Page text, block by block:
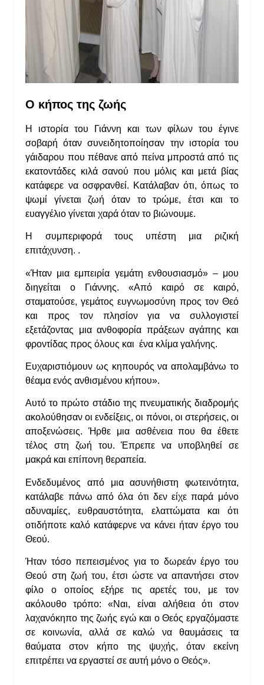
Ο κήποςτηςζωής
Η ιστορία του Γιάννη και των φίλων του έγινε
σοβαρή όταν συνειδητοποίησαν την ιστορία του
γάιδαρου που πέθανε από πείνα μπροστά από τις
εκατοντάδες κιλά σανού που μόλις και μετά βίας
κατάφερε να οσφρανθεί. Κατάλαβαν ότι, όπως το
ψωμί γίνεται ζωή όταν το τρώμε, έτσι και το
ευαγγέλιο γίνεται χαρά όταν το βιώνουμε.
Η συμπεριφορά τους υπέστη μια ριζική
επιτάχυνση. .
«Ήταν μια εμπειρία γεμάτη ενθουσιασμό» – μου
διηγείται ο Γιάννης. «Από καιρό σε καιρό,
σταματούσε, γεμάτος ευγνωμοσύνη προς τον Θεό
και προς τον πλησίον για να συλλογιστεί
εξετάζοντας μια ανθοφορία πράξεων αγάπης και
φροντίδας προς όλους και ένα κλίμα γαλήνης.
Ευχαριστιόμουν ως κηπουρός να απολαμβάνω το
θέαμα ενός ανθισμένου κήπου».
Αυτό το πρώτο στάδιο της πνευματικής διαδρομής
ακολούθησαν οι ενδείξεις, οι πόνοι, οι στερήσεις, οι
αποξενώσεις. Ήρθε μια ασθένεια που θα έθετε
τέλος στη ζωή του. Έπρεπε να υποβληθεί σε
μακρά και επίπονη θεραπεία.
Ενδεδυμένος από μια ασυνήθιστη φωτεινότητα,
κατάλαβε πάνω από όλα ότι δεν είχε παρά μόνο
αδυναμίες, ευθραυστότητα, ελαττώματα και ότι
οτιδήποτε καλό κατάφερνε να κάνει ήταν έργο του
Θεού.
Ήταν τόσο πεπεισμένος για το δωρεάν έργο του
Θεού στη ζωή του, έτσι ώστε να απαντήσει στον
φίλο ο οποίος εξήρε τις αρετές του, με τον
ακόλουθο τρόπο: «Ναι, είναι αλήθεια ότι στον
λαχανόκηπο της ζωής εγώ και ο Θεός εργαζόμαστε
σε κοινωνία, αλλά σε καλώ να θαυμάσεις τα
θαύματα στον κήπο της ψυχής, όταν εκείνη
επιτρέπει να εργαστεί σε αυτή μόνο ο Θεός».